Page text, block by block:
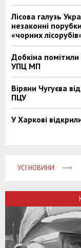
Лісова галузь
незаконні
«чорних
Добкіна
УПЦ МП
Віряни Чугуєва
ПЦУ
У Харкові
УСІ НОВИНИ